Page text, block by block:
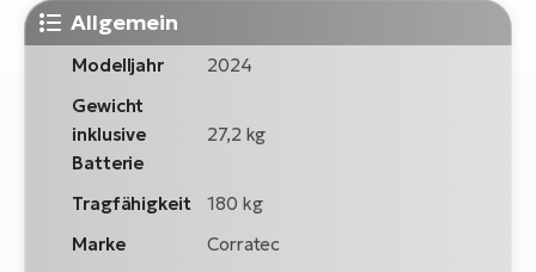
Allgemein
Modelljahr
2024
Gewicht
inklusive
Batterie
27,2 kg
Tragfähigkeit
180 kg
Marke
Corratec